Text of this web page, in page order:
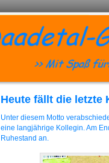
Heute fällt die letzte
Unter diesem Motto
eine langjährige Kollegin. Am
Ruhestand an.